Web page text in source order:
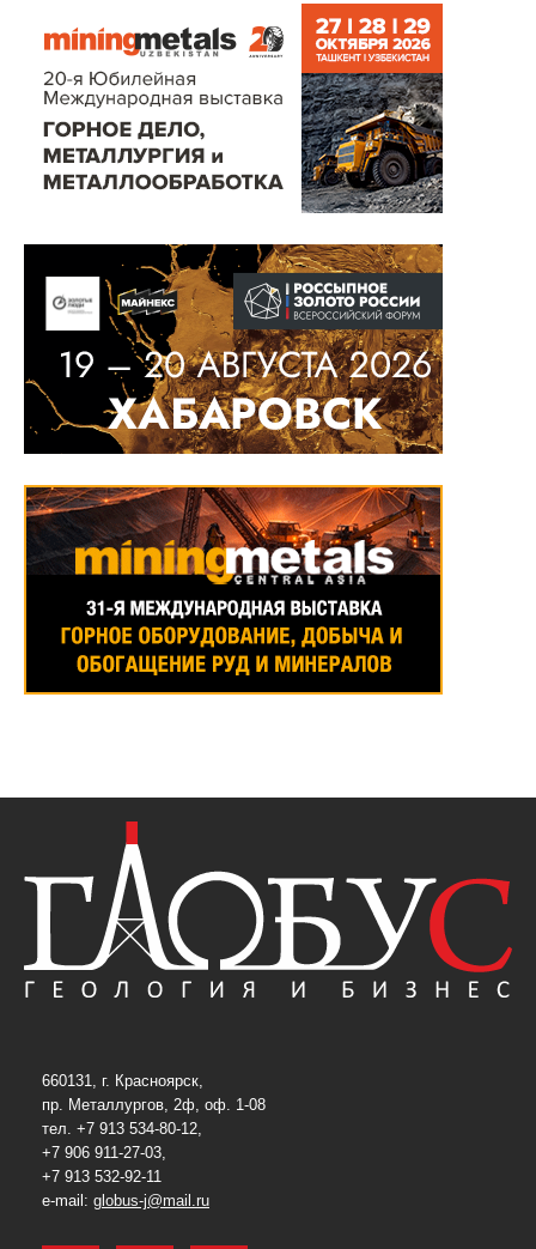
660131, г. Красноярск,
пр. Металлургов, 2ф, оф. 1-08
тел. +7 913 534-80-12,
+7 906 911-27-03,
+7 913 532-92-11
e-mail: globus-j@mail.ru